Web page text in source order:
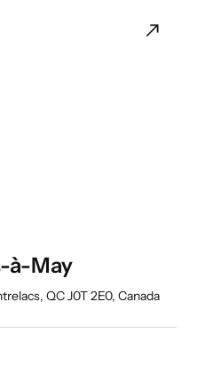
à-May
QC J0T 2E0, Canada